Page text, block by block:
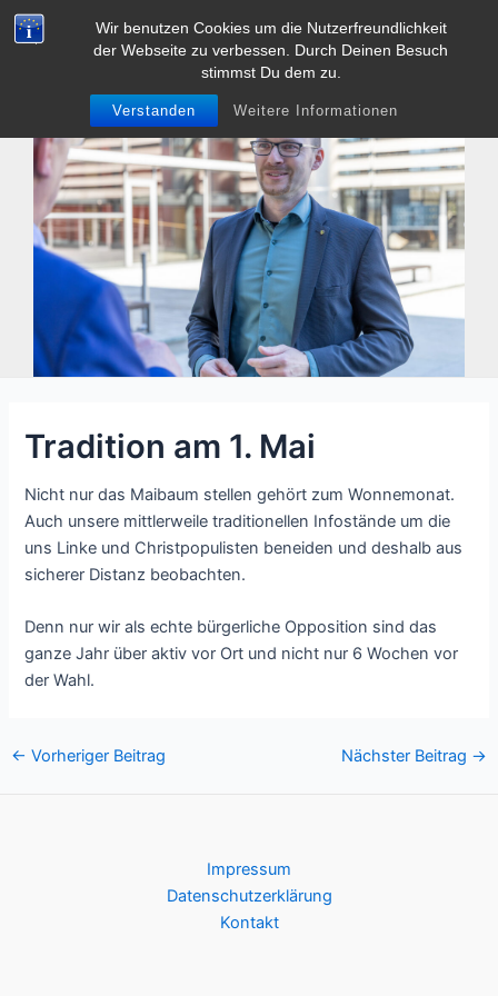
Wir benutzen Cookies um die Nutzerfreundlichkeit
der Webseite zu verbessen. Durch Deinen Besuch
stimmst Du dem zu.
Verstanden Weitere Informationen
Zum
Inhalt
Tobias Heller
Main
Tradition am 1. Mai
Nicht nur das Maibaum stellen gehört zum Wonnemonat.
Auch unsere mittlerweile traditionellen Infostände um die
uns Linke und Christpopulisten beneiden und deshalb aus
sicherer Distanz beobachten.
Denn nur wir als echte bürgerliche Opposition sind das
ganze Jahr über aktiv vor Ort und nicht nur 6 Wochen vor
der Wahl.
Post
← Vorheriger Beitrag Nächster Beitrag →
Impressum
Datenschutzerklärung
Kontakt